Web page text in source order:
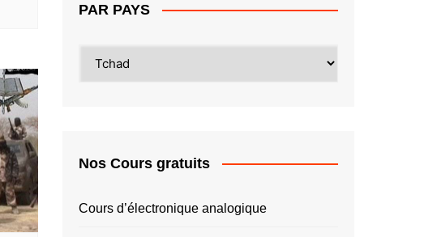
PAR PAYS
PAYS
Nos Cours gratuits
Cours d’électronique analogique